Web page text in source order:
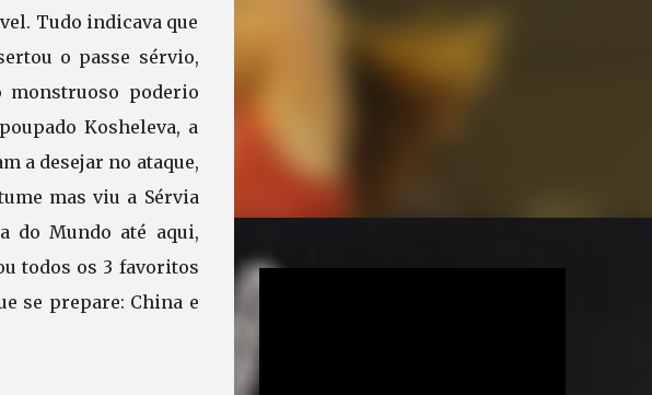
Tudo indicava que
o passe sérvio,
monstruoso poderio
Kosheleva, a
a desejar no ataque,
mas viu a Sérvia
do Mundo até aqui,
todos os 3 favoritos
se prepare: China e